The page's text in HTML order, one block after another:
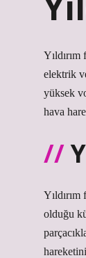
elektrik
yüksek
hava
olduğu